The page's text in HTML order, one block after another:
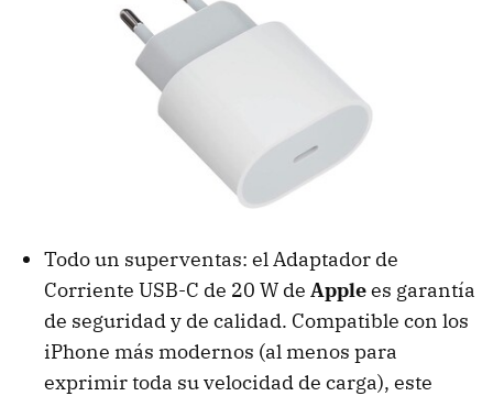
Todo un superventas: el Adaptador de
Corriente USB-C de 20 W de Applees garantía
de seguridad y de calidad. Compatible con los
iPhone más modernos (al menos para
exprimir toda su velocidad de carga), este